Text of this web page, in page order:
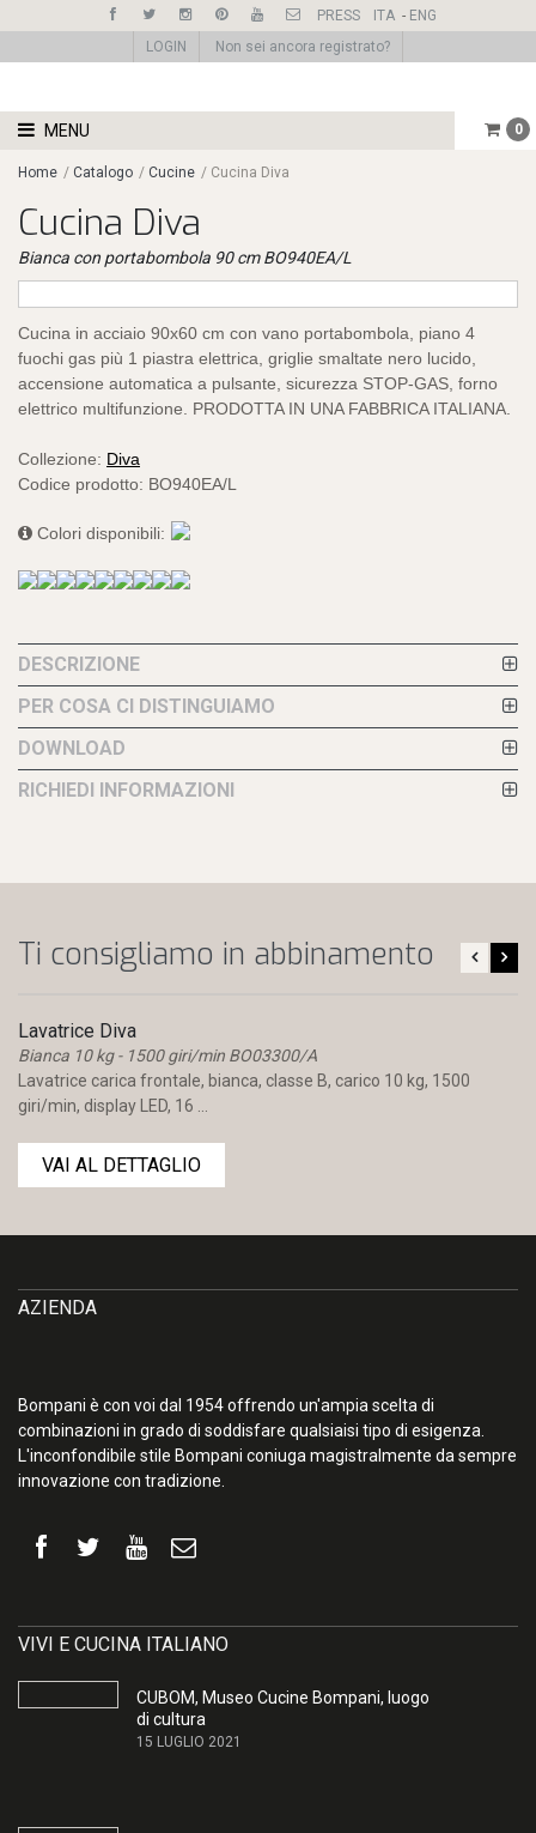
PRESS ITA - ENG
LOGIN
Non sei ancora registrato?
MENU 0
Home / Catalogo / Cucine / Cucina Diva
Cucina Diva
Bianca con portabombola 90 cm BO940EA/L
Cucina in acciaio 90x60 cm con vano portabombola, piano 4
fuochi gas più 1 piastra elettrica, griglie smaltate nero lucido,
accensione automatica a pulsante, sicurezza STOP-GAS, forno
elettrico multifunzione. PRODOTTA IN UNA FABBRICA ITALIANA.
Collezione: Diva
Codice prodotto: BO940EA/L
Colori disponibili:
DESCRIZIONE
PER COSA CI DISTINGUIAMO
DOWNLOAD
RICHIEDI INFORMAZIONI
Ti consigliamo in abbinamento
Lavatrice Diva
Bianca 10 kg - 1500 giri/min BO03300/A
Lavatrice carica frontale, bianca, classe B, carico 10 kg, 1500
giri/min, display LED, 16 ...
VAI AL DETTAGLIO
AZIENDA
Bompani è con voi dal 1954 offrendo un'ampia scelta di
combinazioni in grado di soddisfare qualsiaisi tipo di esigenza.
L'inconfondibile stile Bompani coniuga magistralmente da sempre
innovazione con tradizione.
VIVI E CUCINA ITALIANO
CUBOM, Museo Cucine Bompani, luogo
di cultura
15 LUGLIO 2021